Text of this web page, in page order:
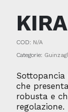
COD: N/A
Categorie:
che
robusta e
regolazione.